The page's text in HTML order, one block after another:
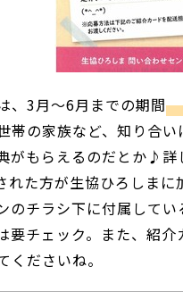
、3月～6月までの期間
帯の家族など、知り合
がもらえるのだとか♪
た方が生協ひろしまに
のチラシ下に付属して
要チェック。また、紹
ださいね。